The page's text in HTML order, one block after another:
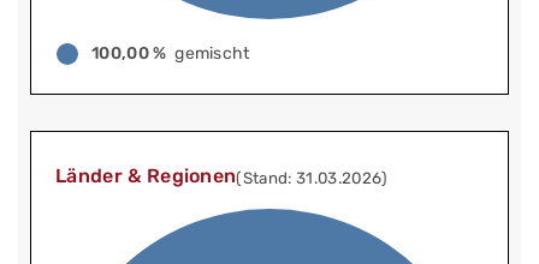
100,00 % gemischt
Länder & Regionen(Stand: 31.03.2026)